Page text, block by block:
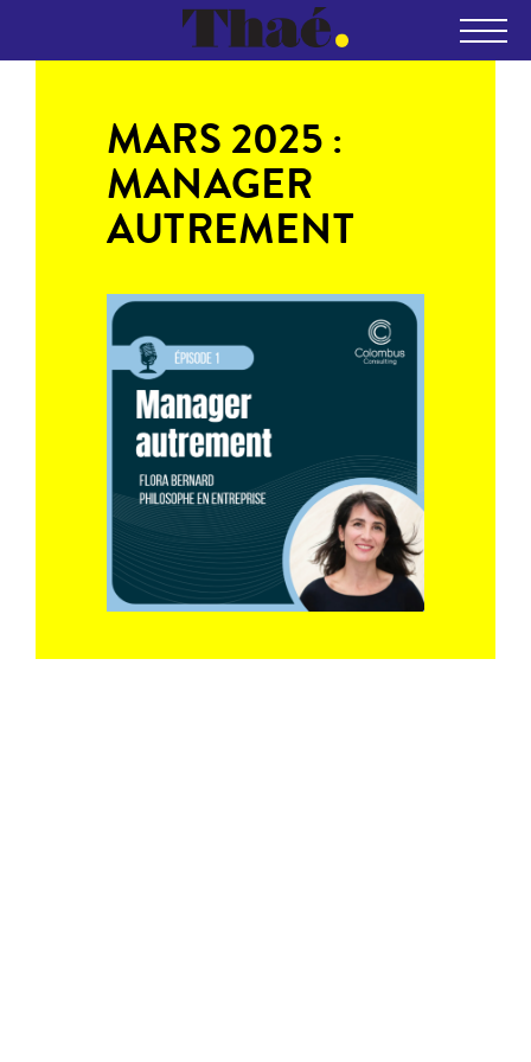
MARS 2025 :
MANAGER
AUTREMENT